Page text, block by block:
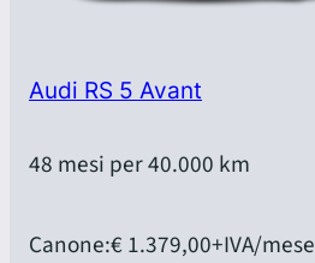
Audi RS 5 Avant
48 mesi per 40.000 km
Canone:€ 1.379,00+IVA/mese